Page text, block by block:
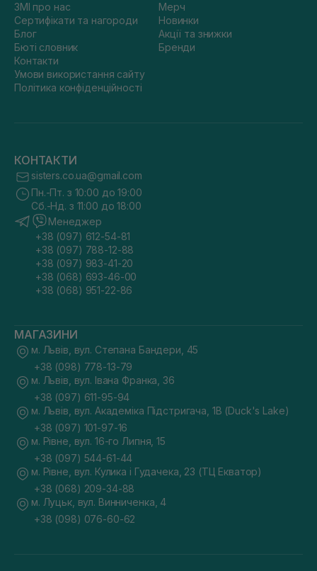
ЗМІ про нас
Сертифікати та нагороди
Блог
Бюті словник
Контакти
Умови використання сайту
Політика конфіденційності
Мерч
Новинки
Акції та знижки
Бренди
КОНТАКТИ
sisters.co.ua@gmail.com
Пн.-Пт. з 10:00 до 19:00
Сб.-Нд. з 11:00 до 18:00
Менеджер
+38 (097) 612-54-81
+38 (097) 788-12-88
+38 (097) 983-41-20
+38 (068) 693-46-00
+38 (068) 951-22-86
МАГАЗИНИ
м. Львів, вул. Степана Бандери, 45
+38 (098) 778-13-79
м. Львів, вул. Івана Франка, 36
+38 (097) 611-95-94
м. Львів, вул. Академіка Підстригача, 1В (Duck's Lake)
+38 (097) 101-97-16
м. Рівне, вул. 16-го Липня, 15
+38 (097) 544-61-44
м. Рівне, вул. Кулика і Гудачека, 23 (ТЦ Екватор)
+38 (068) 209-34-88
м. Луцьк, вул. Винниченка, 4
+38 (098) 076-60-62